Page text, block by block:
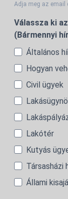
Adja meg az email
Válassza ki
(Bármennyi
Általános
Hogyan
Civil ügyek
Lakótér
Kutyás
Társasházi
Állami